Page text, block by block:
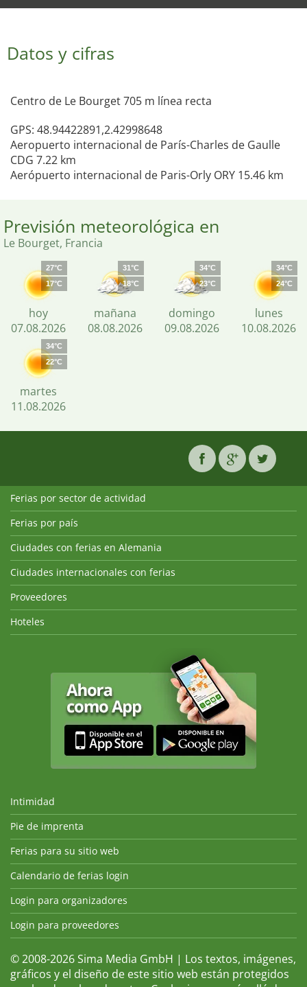
Datos y cifras
Centro de Le Bourget 705 m línea recta
GPS: 48.94422891,2.42998648
Aeropuerto internacional de París-Charles de Gaulle
CDG 7.22 km
Aerópuerto internacional de Paris-Orly ORY 15.46 km
Previsión meteorológica en
Le Bourget, Francia
27°C
17°C
hoy
07.08.2026
31°C
18°C
mañana
08.08.2026
34°C
23°C
domingo
09.08.2026
34°C
24°C
lunes
10.08.2026
34°C
22°C
martes
11.08.2026
Ferias por sector de actividad
Ferias por país
Ciudades con ferias en Alemania
Ciudades internacionales con ferias
Proveedores
Hoteles
Intimidad
Pie de imprenta
Ferias para su sitio web
Calendario de ferias login
Login para organizadores
Login para proveedores
© 2008-2026 Sima Media GmbH | Los textos, imágenes,
gráficos y el diseño de este sitio web están protegidos